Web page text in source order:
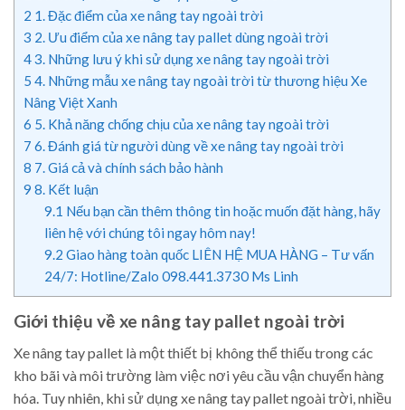
2 1. Đặc điểm của xe nâng tay ngoài trời
3 2. Ưu điểm của xe nâng tay pallet dùng ngoài trời
43. Những lưu ý khi sử dụng xe nâng tay ngoài trời
5 4. Những mẫu xe nâng tay ngoài trời từ thương hiệu Xe
Nâng Việt Xanh
6 5. Khả năng chống chịu của xe nâng tay ngoài trời
7 6. Đánh giá từ người dùng về xe nâng tay ngoài trời
8 7. Giá cả và chính sách bảo hành
9 8. Kết luận
9.1 Nếu bạn cần thêm thông tin hoặc muốn đặt hàng, hãy
liên hệ với chúng tôi ngay hôm nay!
9.2 Giao hàng toàn quốc LIÊN HỆ MUA HÀNG – Tư vấn
24/7: Hotline/Zalo 098.441.3730 Ms Linh
Giới thiệu về xe nâng tay pallet ngoài trời
Xe nâng tay pallet là một thiết bị không thể thiếu trong các
kho bãi và môi trường làm việc nơi yêu cầu vận chuyển hàng
hóa. Tuy nhiên, khi sử dụng xe nâng tay pallet ngoài trời, nhiều